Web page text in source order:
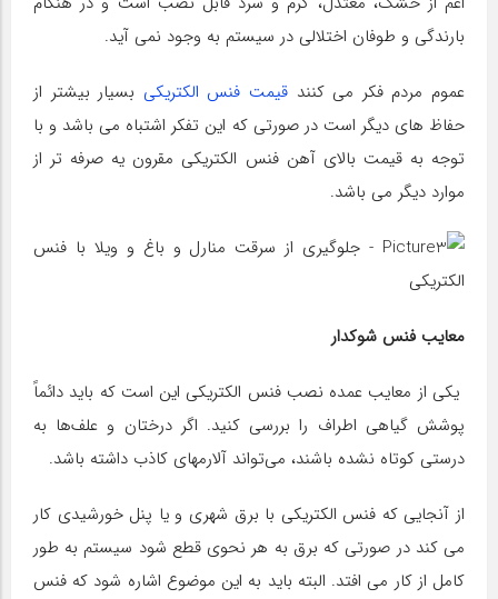
بارندگی و طوفان اختلالی در سیستم به وجود نمی آید.
عموم مردم فکر می کنند قیمت فنس الکتریکی بسیار بیشتر از
حفاظ های دیگر است در صورتی که این تفکر اشتباه می باشد و با
توجه به قیمت بالای آهن فنس الکتریکی مقرون یه صرفه تر از
موارد دیگر می باشد.
معایب فنس شوکدار
یکی از معایب عمده نصب فنس الکتریکی این است که باید دائماً
پوشش گیاهی اطراف را بررسی کنید. اگر درختان و علف‌ها به
درستی کوتاه نشده باشند، می‌تواند آلارمهای کاذب داشته باشد.
از آنجایی که فنس الکتریکی با برق شهری و یا پنل خورشیدی کار
می کند در صورتی که برق به هر نحوی قطع شود سیستم به طور
کامل از کار می افتد. البته باید به این موضوع اشاره شود که فنس